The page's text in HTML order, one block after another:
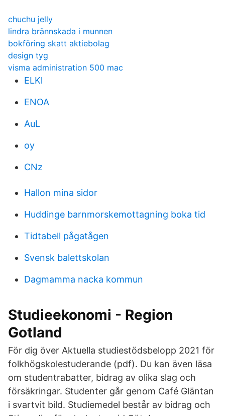
chuchu jelly
lindra brännskada i munnen
bokföring skatt aktiebolag
design tyg
visma administration 500 mac
ELKl
ENOA
AuL
oy
CNz
Hallon mina sidor
Huddinge barnmorskemottagning boka tid
Tidtabell pågatågen
Svensk balettskolan
Dagmamma nacka kommun
Studieekonomi - Region
Gotland
För dig över Aktuella studiestödsbelopp 2021 för
folkhögskolestuderande (pdf). Du kan även läsa
om studentrabatter, bidrag av olika slag och
försäkringar. Studenter går genom Café Gläntan
i svartvit bild. Studiemedel består av bidrag och